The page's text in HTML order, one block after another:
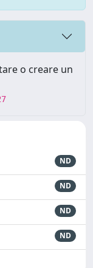
o creare un
ND
ND
ND
ND